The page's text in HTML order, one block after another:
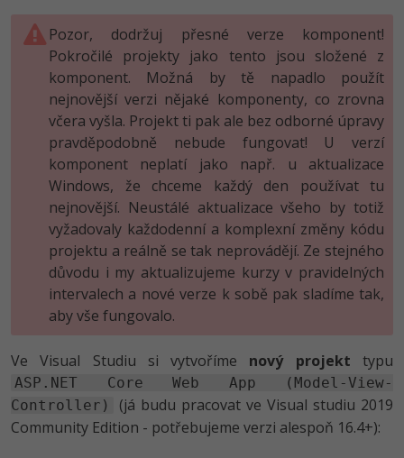
Pozor, dodržuj přesné verze komponent!
Pokročilé projekty jako tento jsou složené z
komponent. Možná by tě napadlo použít
nejnovější verzi nějaké komponenty, co zrovna
včera vyšla. Projekt ti pak ale bez odborné úpravy
pravděpodobně nebude fungovat! U verzí
komponent neplatí jako např. u aktualizace
Windows, že chceme každý den používat tu
nejnovější. Neustálé aktualizace všeho by totiž
vyžadovaly každodenní a komplexní změny kódu
projektu a reálně se tak neprovádějí. Ze stejného
důvodu i my aktualizujeme kurzy v pravidelných
intervalech a nové verze k sobě pak sladíme tak,
aby vše fungovalo.
Ve Visual Studiu si vytvoříme nový projekt typu
ASP.NET Core Web App (Model-View-
Controller)
(já budu pracovat ve Visual studiu 2019
Community Edition - potřebujeme verzi alespoň 16.4+):